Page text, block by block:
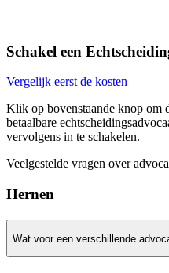
Schakel een
Vergelijk eerst de kosten
Klik op bovenstaande knop om
betaalbare
vervolgens in te schakelen.
Veelgestelde vragen over
Hernen
Wat voor een verschillende